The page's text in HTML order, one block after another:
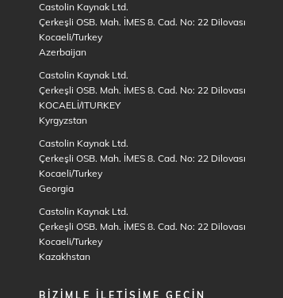
Castolin Kaynak Ltd.
Çerkeşli OSB. Mah. İMES 8. Cad. No: 22 Dilovası
Kocaeli/Turkey
Azerbaijan
Castolin Kaynak Ltd.
Çerkeşli OSB. Mah. İMES 8. Cad. No: 22 Dilovası
KOCAELİ/ITURKEY
Kyrgyzstan
Castolin Kaynak Ltd.
Çerkeşli OSB. Mah. İMES 8. Cad. No: 22 Dilovası
Kocaeli/Turkey
Georgia
Castolin Kaynak Ltd.
Çerkeşli OSB. Mah. İMES 8. Cad. No: 22 Dilovası
Kocaeli/Turkey
Kazakhstan
BIZIMLE ILETIŞIME GEÇIN